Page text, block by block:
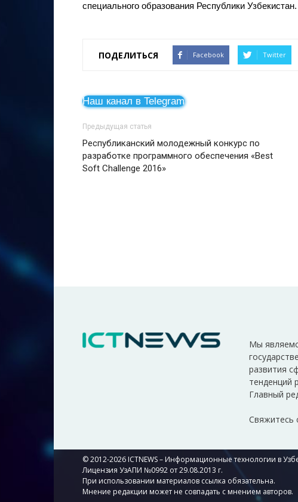
специального образования Республики Узбекистан.
ПОДЕЛИТЬСЯ Facebook Twitter
Наш канал в Telegram
Предыдущая статья
Республиканский молодежный конкурс по
разработке программного обеспечения «Best
Soft Challenge 2016»
Мы
развития
тенденций
Главный
Свяжитесь
© 2012-2026 ICTNEWS – Информационные технологии в
Лицензия УзАПИ №0992 от 29.08.2013 г.
При использовании материалов ссылка обязательна.
Мнение редакции может не совпадать с мнением авторов.